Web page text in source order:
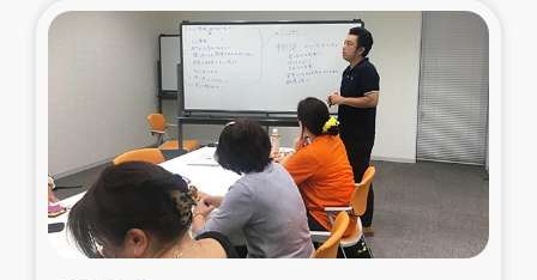
トルコ・シリア地震被災者支援
デニヤヤ小規模紅茶農家支援
コーヒー生産者支援
アイナロ県マウベシ郡でのコーヒー畑改善事業